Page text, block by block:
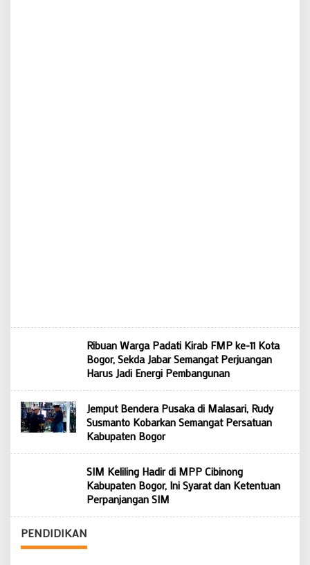
Ribuan Warga Padati Kirab FMP ke-11 Kota
Bogor, Sekda Jabar Semangat Perjuangan
Harus Jadi Energi Pembangunan
Jemput Bendera Pusaka di Malasari, Rudy
Susmanto Kobarkan Semangat Persatuan
Kabupaten Bogor
SIM Keliling Hadir di MPP Cibinong
Kabupaten Bogor, Ini Syarat dan Ketentuan
Perpanjangan SIM
PENDIDIKAN